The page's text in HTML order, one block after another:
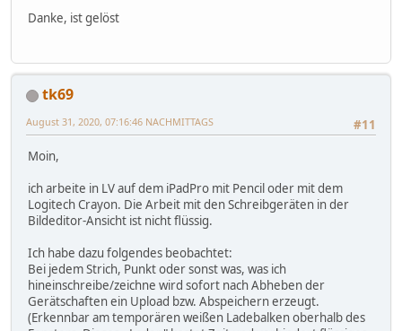
Danke, ist gelöst
tk69
#11
August 31, 2020, 07:16:46 NACHMITTAGS
Moin,
ich arbeite in LV auf dem iPadPro mit Pencil oder mit dem
Logitech Crayon. Die Arbeit mit den Schreibgeräten in der
Bildeditor-Ansicht ist nicht flüssig.
Ich habe dazu folgendes beobachtet:
Bei jedem Strich, Punkt oder sonst was, was ich
hineinschreibe/zeichne wird sofort nach Abheben der
Gerätschaften ein Upload bzw. Abspeichern erzeugt.
(Erkennbar am temporären weißen Ladebalken oberhalb des